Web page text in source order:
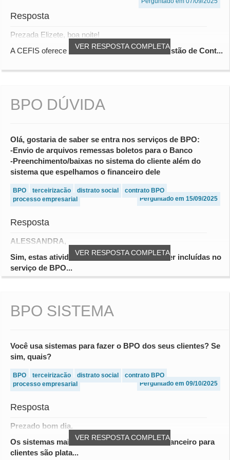
Resposta
VER RESPOSTA COMPLETA
Prezada Elizete, boa noite!
A CEFIS oferece um curso prático chamadoGestão de Cont...
BPO DÚVIDA
Olá, gostaria de saber se entra nos serviços de BPO:
-Envio de arquivos remessas boletos para o Banco
-Preenchimento/baixas no sistema do cliente além do
sistema que espelhamos o financeiro dele
BPO terceirização distrato social
contrato BPO
processo empresarial
Perguntado em 15/09/2025
Resposta
VER RESPOSTA COMPLETA
ALESSANDRA,
Sim, estas atividades mencionadas podem ser incluídas no
serviço de BPO...
BPO SISTEMA
Você usa sistemas para fazer o BPO dos seus clientes? Se
sim, quais?
BPO terceirização distrato social
contrato BPO
processo empresarial
Perguntado em 09/10/2025
Resposta
VER RESPOSTA COMPLETA
Prezado bom dia.
Os sistemas mais usados para fazer BPO financeiro para
clientes são plata...